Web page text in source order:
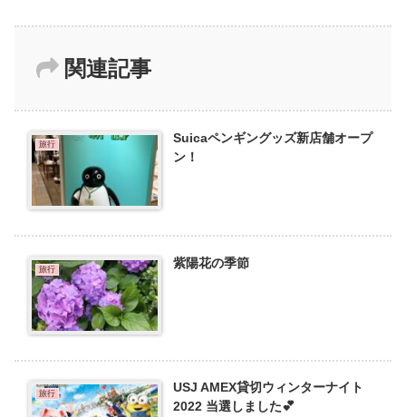
関連記事
旅行
Suicaペンギングッズ新店舗オープ
ン！
旅行 紫陽花の季節
旅行
USJ AMEX貸切ウィンターナイト
2022 当選しました💕